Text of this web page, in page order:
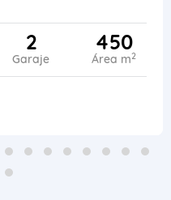
2
Garaje
450
Área m2